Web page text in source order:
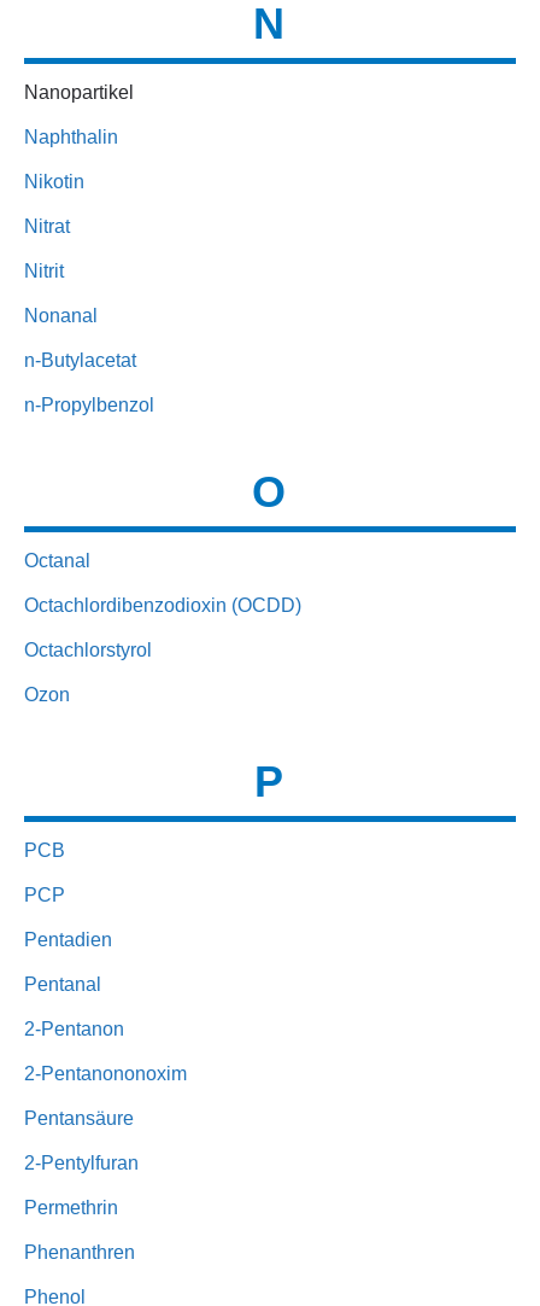
N
Nanopartikel
Naphthalin
Nikotin
Nitrat
Nitrit
Nonanal
n-Butylacetat
n-Propylbenzol
O
Octanal
Octachlordibenzodioxin (OCDD)
Octachlorstyrol
Ozon
P
PCB
PCP
Pentadien
Pentanal
2-Pentanon
2-Pentanononoxim
Pentansäure
2-Pentylfuran
Permethrin
Phenanthren
Phenol